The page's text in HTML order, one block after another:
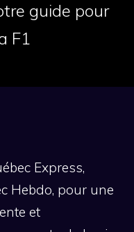
guide pour
F1
Express,
Hebdo, pour une
et